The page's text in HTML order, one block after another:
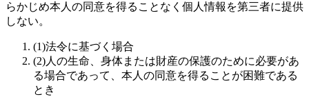
らかじめ本人の同意を得ることなく個人情報を第三者に提供
しない。
(1)法令に基づく場合
(2)人の生命、身体または財産の保護のために必要があ
る場合であって、本人の同意を得ることが困難である
とき